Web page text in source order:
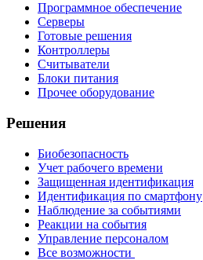
Программное обеспечение
Серверы
Готовые решения
Контроллеры
Считыватели
Блоки питания
Прочее оборудование
Решения
Биобезопасность
Учет рабочего времени
Защищенная идентификация
Идентификация по смартфону
Наблюдение за событиями
Реакции на события
Управление персоналом
Все возможности